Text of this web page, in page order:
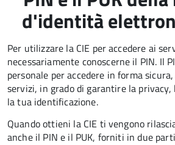
d'identità
Per utilizzare la CIE per accedere ai
necessariamente conoscerne il PIN. Il
personale per accedere in forma
servizi, in grado di garantire la privacy,
la tua identificazione.
Quando ottieni la CIE ti vengono
anche il PIN e il PUK, forniti in due